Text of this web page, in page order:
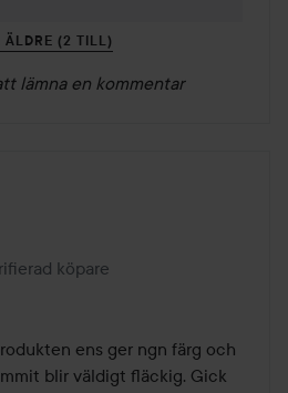
ÄLDRE (2 TILL)
lämna en kommentar
2 månader
köpare
ens ger ngn färg och
blir väldigt fläckig. Gick